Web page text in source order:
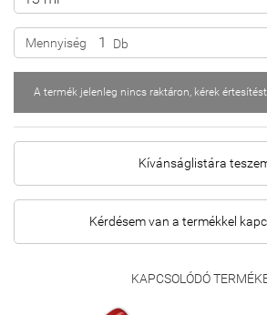
Mennyiség Db
A termék jelenleg nincs raktáron, kérek
Kívánságlistára
Kérdésem van a termékkel
KAPCSOLÓDÓ